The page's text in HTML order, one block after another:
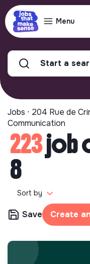
Menu
Start a
Jobs ⋅ 204 Rue de
Communication
223job
8
Sort by
Save Create